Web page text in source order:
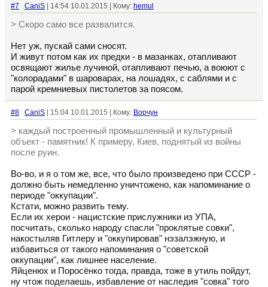
#7 CaniS | 14:54 10.01.2015 | Кому: hemul
> Скоро само все развалится.
Нет уж, пускай сами сносят.
И живут потом как их предки - в мазанках, отапливают
освящают жилье лучиной, отапливают печью, а воюют с
"колорадами" в шароварах, на лошадях, с саблями и с
парой кремниевых пистолетов за поясом.
#8 CaniS | 15:04 10.01.2015 | Кому: Ворчун
> каждый построенный промышленный и культурный
объект - памятник! К примеру, Киев, поднятый из войны
после руин.
Во-во, и я о том же, все, что было произведено при СССР -
должно быть немедленно уничтожено, как напоминание о
периоде "оккупации".
Кстати, можно развить тему.
Если их херои - нацистские прислужники из УПА,
посчитать, сколько народу спасли "проклятые совки",
накостыляв Гитлеру и "оккупировав" нэзалэжную, и
избавиться от такого напоминания о "советской
оккупации", как лишнее население.
Яйценюх и Поросёнко тогда, правда, тоже в утиль пойдут,
ну чтож поделаешь, избавление от наследия "совка" того